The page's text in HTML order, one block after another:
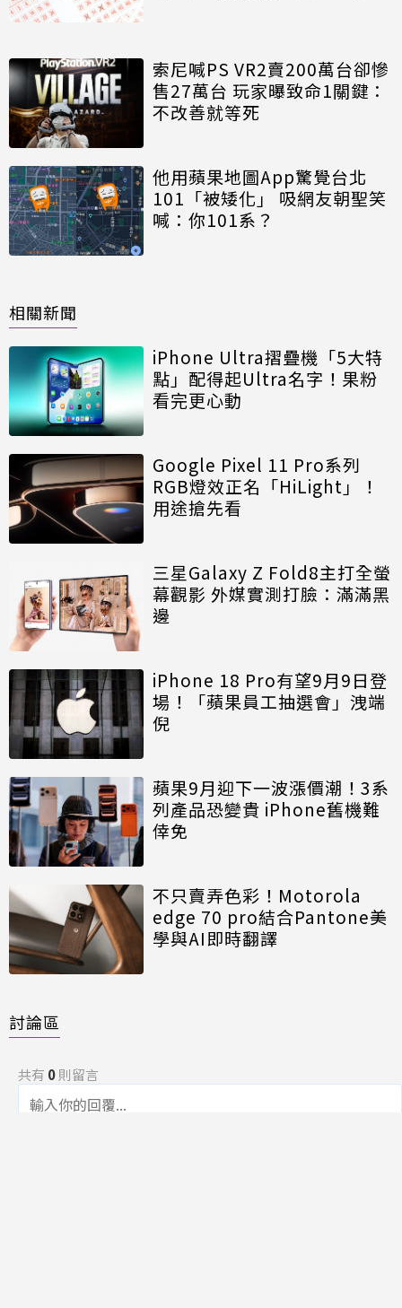
索尼喊PS VR2賣200萬台卻慘
售27萬台 玩家曝致命1關鍵：
不改善就等死
他用蘋果地圖App驚覺台北
101「被矮化」 吸網友朝聖笑
喊：你101系？
相關新聞
iPhone Ultra摺疊機「5大特
點」配得起Ultra名字！果粉
看完更心動
Google Pixel 11 Pro系列
RGB燈效正名「HiLight」！
用途搶先看
三星Galaxy Z Fold8主打全螢
幕觀影 外媒實測打臉：滿滿黑
邊
iPhone 18 Pro有望9月9日登
場！「蘋果員工抽選會」洩端
倪
蘋果9月迎下一波漲價潮！3系
列產品恐變貴 iPhone舊機難
倖免
不只賣弄色彩！Motorola
edge 70 pro結合Pantone美
學與AI即時翻譯
討論區
共有 0則留言